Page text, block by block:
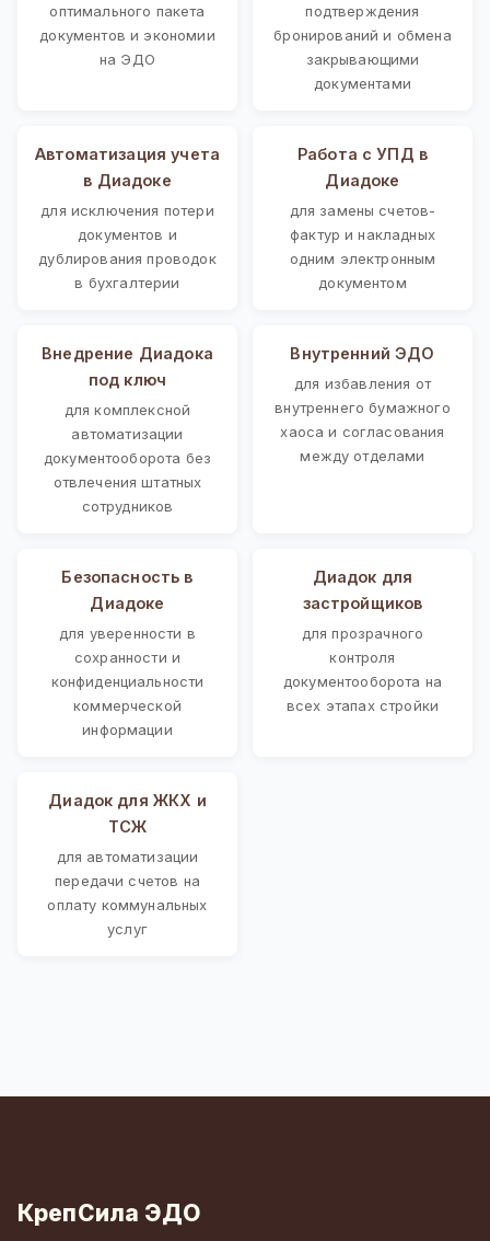
оптимального пакета
документов и экономии
на ЭДО
подтверждения
бронирований и обмена
закрывающими
документами
Автоматизация учета
в Диадоке
для исключения потери
документов и
дублирования проводок
в бухгалтерии
Работа с УПД в
Диадоке
для замены счетов-
фактур и накладных
одним электронным
документом
Внедрение Диадока
под ключ
для комплексной
автоматизации
документооборота без
отвлечения штатных
сотрудников
Внутренний ЭДО
для избавления от
внутреннего бумажного
хаоса и согласования
между отделами
Безопасность в
Диадоке
для уверенности в
сохранности и
конфиденциальности
коммерческой
информации
Диадок для
застройщиков
для прозрачного
контроля
документооборота на
всех этапах стройки
Диадок для ЖКХ и
ТСЖ
для автоматизации
передачи счетов на
оплату коммунальных
услуг
КрепСила ЭДО